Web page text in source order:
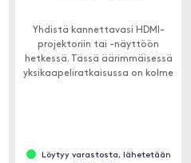
Yhdistä kannettavasi HDMI-
projektoriin tai -näyttöön
hetkessä. Tässä äärimmäisessä
yksikaapeliratkaisussa on kolme
Löytyy varastosta, lähetetään